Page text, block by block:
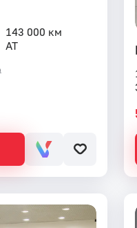
143 000 км
AT